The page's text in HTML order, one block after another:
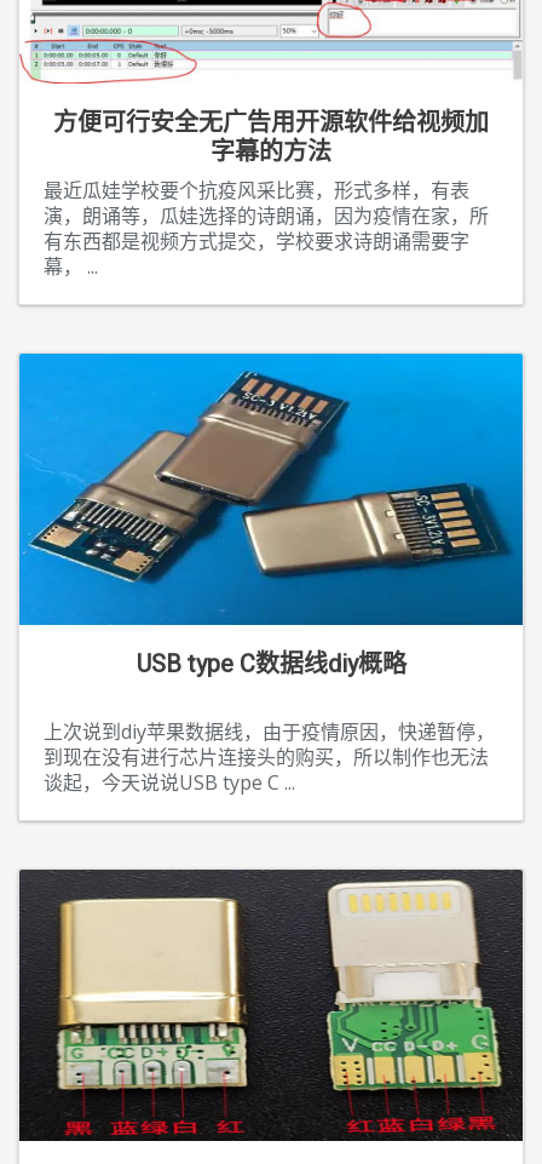
方便可行安全无广告用开源软件给视频加
字幕的方法
最近瓜娃学校要个抗疫风采比赛，形式多样，有表
演，朗诵等，瓜娃选择的诗朗诵，因为疫情在家，所
有东西都是视频方式提交，学校要求诗朗诵需要字
幕， ...
USB type C数据线diy概略
上次说到diy苹果数据线，由于疫情原因，快递暂停，
到现在没有进行芯片连接头的购买，所以制作也无法
谈起，今天说说USB type C ...